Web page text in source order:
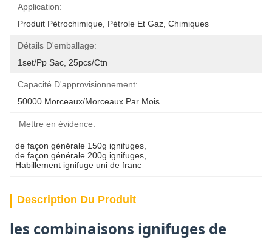
Application:
Produit Pétrochimique, Pétrole Et Gaz, Chimiques
Détails D'emballage:
1set/pp Sac, 25pcs/ctn
Capacité D'approvisionnement:
50000 Morceaux/morceaux Par Mois
Mettre en évidence:
de façon générale 150g ignifuges
de façon générale 200g ignifuges
Habillement ignifuge uni de franc
Description Du Produit
les combinaisons ignifuges de